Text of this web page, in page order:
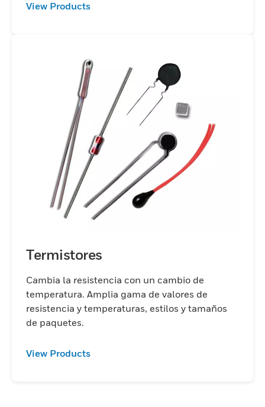
View Products
Termistores
Cambia la resistencia con un cambio de
temperatura. Amplia gama de valores de
resistencia y temperaturas, estilos y tamaños
de paquetes.
View Products